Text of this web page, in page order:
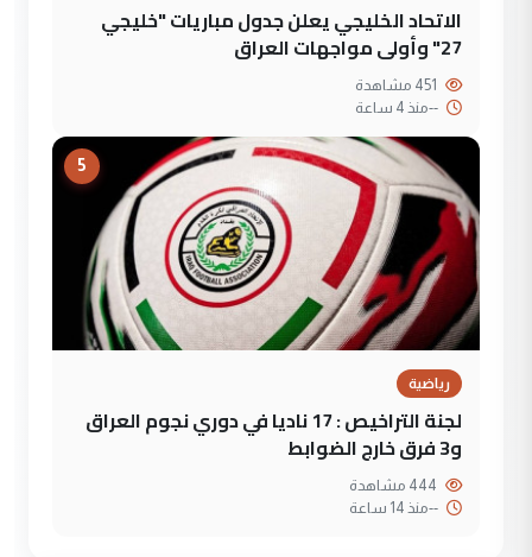
الاتحاد الخليجي يعلن جدول مباريات "خليجي
27" وأولى مواجهات العراق
--منذ 4 ساعة
5
رياضية
لجنة التراخيص : 17 ناديا في دوري نجوم العراق
و3 فرق خارج الضوابط
--منذ 14 ساعة